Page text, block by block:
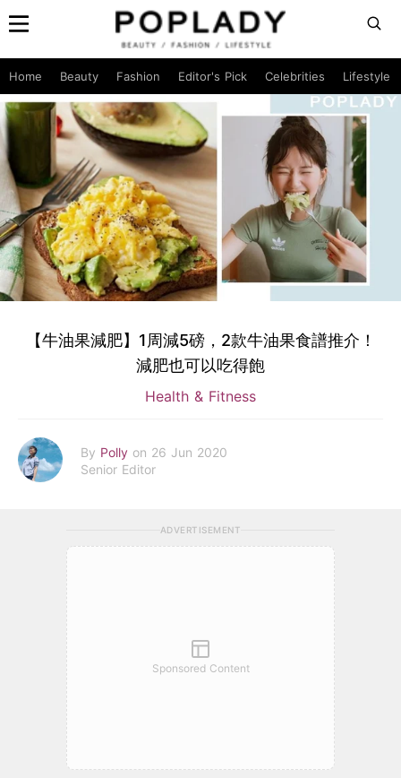
Home Beauty Fashion Editor's Pick Celebrities Lifestyle
【牛油果減肥】1周減5磅，2款牛油果食譜推介！
減肥也可以吃得飽
Health & Fitness
By Polly on 26 Jun 2020
Senior Editor
ADVERTISEMENT
Sponsored Content